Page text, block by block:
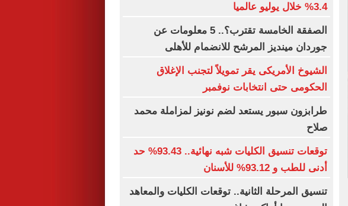
3.4% خلال يوليو عالميا
الصفقة الخامسة تقترب؟.. 5 معلومات عن
جوردان مينديز المرشح للانضمام للأهلى
الشيوخ الأمريكى يقر تمويلاً لتجنب الإغلاق
الحكومى حتى انتخابات نوفمبر
طرابزون سبور يستعد لضم نونيز لمزاملة محمد
صلاح
توقعات تنسيق الكليات شبه نهائية.. 93.43% حد
أدنى للطب و 93.12% للأسنان
تنسيق المرحلة الثانية.. توقعات الكليات والمعاهد